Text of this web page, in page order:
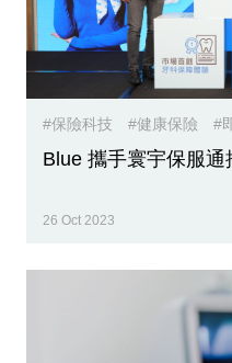
訂
閱
專
區
#保險科技 #健康保險 #
Blue 攜手寰宇保服
26 Oct 2023